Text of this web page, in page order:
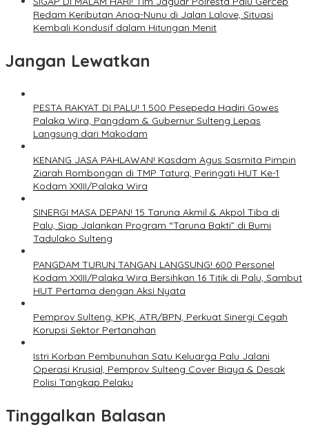
Redam Keributan Anoa-Nunu di Jalan Lalove, Situasi
Kembali Kondusif dalam Hitungan Menit
Jangan Lewatkan
PESTA RAKYAT DI PALU! 1.500 Pesepeda Hadiri Gowes
Palaka Wira, Pangdam & Gubernur Sulteng Lepas
Langsung dari Makodam
KENANG JASA PAHLAWAN! Kasdam Agus Sasmita Pimpin
Ziarah Rombongan di TMP Tatura, Peringati HUT Ke-1
Kodam XXIII/Palaka Wira
SINERGI MASA DEPAN! 15 Taruna Akmil & Akpol Tiba di
Palu, Siap Jalankan Program “Taruna Bakti” di Bumi
Tadulako Sulteng
PANGDAM TURUN TANGAN LANGSUNG! 600 Personel
Kodam XXIII/Palaka Wira Bersihkan 16 Titik di Palu, Sambut
HUT Pertama dengan Aksi Nyata
Pemprov Sulteng, KPK, ATR/BPN, Perkuat Sinergi Cegah
Korupsi Sektor Pertanahan
Istri Korban Pembunuhan Satu Keluarga Palu Jalani
Operasi Krusial, Pemprov Sulteng Cover Biaya & Desak
Polisi Tangkap Pelaku
Tinggalkan Balasan